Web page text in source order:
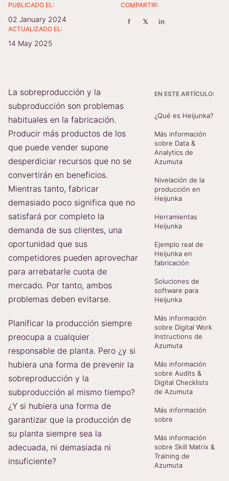
PUBLICADO EL:
02 January 2024
ACTUALIZADO EL:
14 May 2025
COMPARTIR:
f 𝕏 in
La sobreproducción y la
subproducción son problemas
habituales en la fabricación.
Producir más productos de los
que puede vender supone
desperdiciar recursos que no se
convertirán en beneficios.
Mientras tanto, fabricar
demasiado poco significa que no
satisfará por completo la
demanda de sus clientes, una
oportunidad que sus
competidores pueden aprovechar
para arrebatarle cuota de
mercado. Por tanto, ambos
problemas deben evitarse.
Planificar la producción siempre
preocupa a cualquier
responsable de planta. Pero ¿y si
hubiera una forma de prevenir la
sobreproducción y la
subproducción al mismo tiempo?
¿Y si hubiera una forma de
garantizar que la producción de
su planta siempre sea la
adecuada, ni demasiada ni
insuficiente?
EN ESTE ARTÍCULO:
¿Qué es Heijunka?
Más información
sobre Data &
Analytics de
Azumuta
Nivelación de la
producción en
Heijunka
Herramientas
Heijunka
Ejemplo real de
Heijunka en
fabricación
Soluciones de
software para
Heijunka
Más información
sobre Digital Work
Instructions de
Azumuta
Más información
sobre Audits &
Digital Checklists
de Azumuta
Más información
sobre
Más información
sobre Skill Matrix &
Training de
Azumuta